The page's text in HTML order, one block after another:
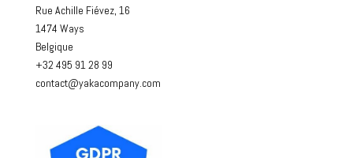
Rue Achille Fiévez, 16
1474 Ways
Belgique
+32 495 91 28 99
contact@yakacompany.com